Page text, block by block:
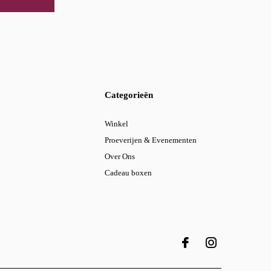
Categorieën
Winkel
Proeverijen & Evenementen
Over Ons
Cadeau boxen